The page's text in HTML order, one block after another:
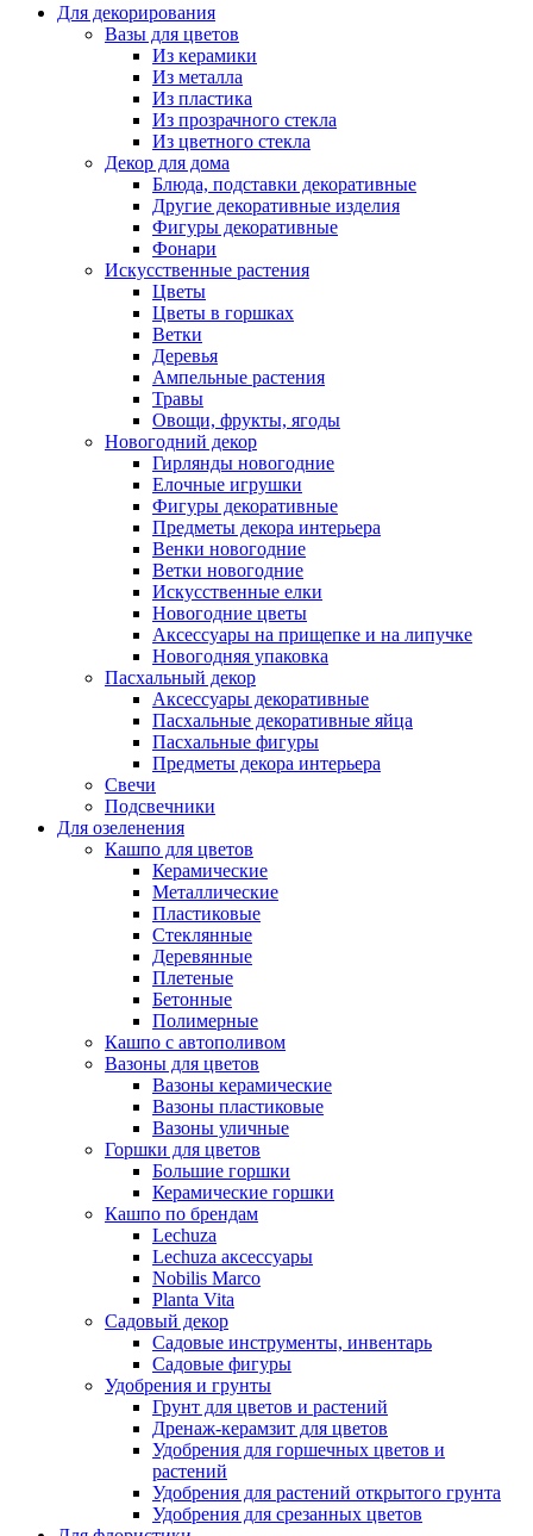
Для декорирования
Вазы для цветов
Из керамики
Из металла
Из пластика
Из прозрачного стекла
Из цветного стекла
Декор для дома
Блюда, подставки декоративные
Другие декоративные изделия
Фигуры декоративные
Фонари
Искусственные растения
Цветы
Цветы в горшках
Ветки
Деревья
Ампельные растения
Травы
Овощи, фрукты, ягоды
Новогодний декор
Гирлянды новогодние
Елочные игрушки
Фигуры декоративные
Предметы декора интерьера
Венки новогодние
Ветки новогодние
Искусственные елки
Новогодние цветы
Аксессуары на прищепке и на липучке
Новогодняя упаковка
Пасхальный декор
Аксессуары декоративные
Пасхальные декоративные яйца
Пасхальные фигуры
Предметы декора интерьера
Свечи
Подсвечники
Для озеленения
Кашпо для цветов
Керамические
Металлические
Пластиковые
Стеклянные
Деревянные
Плетеные
Бетонные
Полимерные
Кашпо с автополивом
Вазоны для цветов
Вазоны керамические
Вазоны пластиковые
Вазоны уличные
Горшки для цветов
Большие горшки
Керамические горшки
Кашпо по брендам
Lechuza
Lechuza аксессуары
Nobilis Marco
Planta Vita
Садовый декор
Садовые инструменты, инвентарь
Садовые фигуры
Удобрения и грунты
Грунт для цветов и растений
Дренаж-керамзит для цветов
Удобрения для горшечных цветов и
растений
Удобрения для растений открытого грунта
Удобрения для срезанных цветов